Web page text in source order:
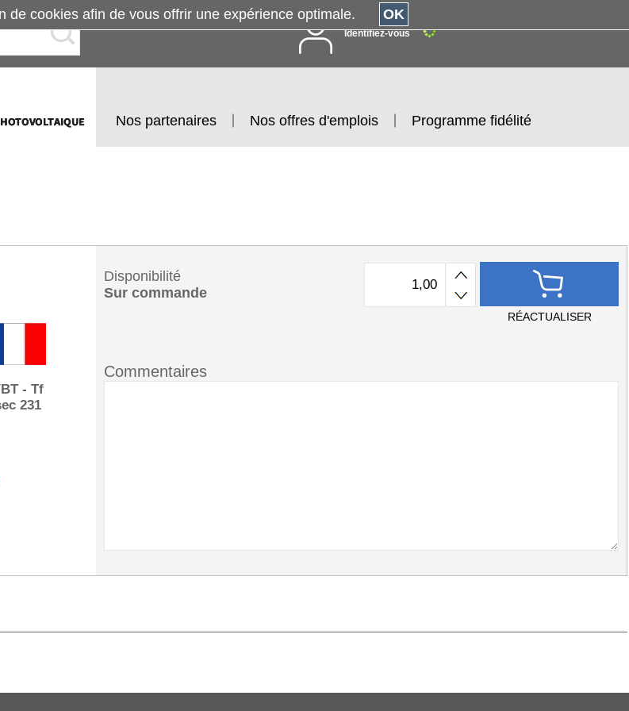
Identifiez-vous
Nos partenaires Nos offres d'emplois Programme fidélité
- Tf
231
Disponibilité
Sur commande
RÉACTUALISER
Commentaires
de cookies afin de vous offrir une expérience optimale. OK